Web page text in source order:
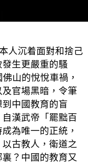
人沉着面對和捨己
生更嚴重的騷
山的悅悅車禍，
官場黑暗，令筆
中國教育的盲
漢武帝「罷黜百
為唯一的正統，
古教人，衛道之
？中國的教育又